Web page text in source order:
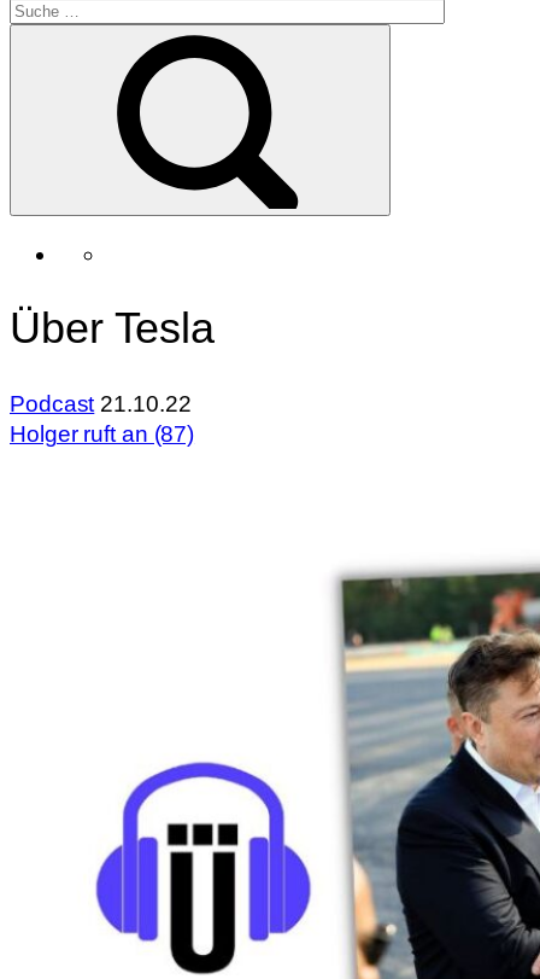
Über Tesla
Podcast 21.10.22
Holger ruft an (87)